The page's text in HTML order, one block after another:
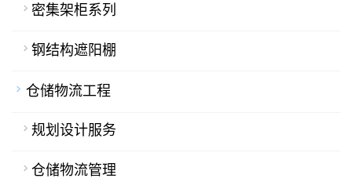
密集架柜系列
钢结构遮阳棚
仓储物流工程
规划设计服务
仓储物流管理